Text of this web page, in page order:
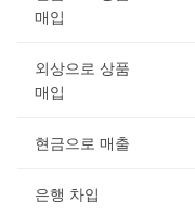
매입
외상으로 상품
매입
현금으로 매출
은행 차입